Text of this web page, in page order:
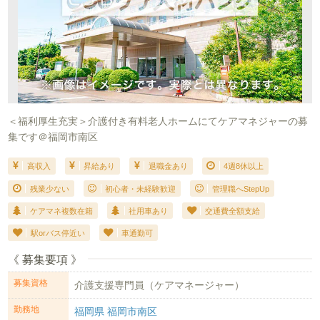
＜福利厚生充実＞介護付き有料老人ホームにてケアマネジャーの募
集です＠福岡市南区
高収入 昇給あり 退職金あり 4週8休以上
残業少ない 初心者・未経験歓迎 管理職へStepUp
ケアマネ複数在籍 社用車あり 交通費全額支給
駅orバス停近い 車通勤可
《 募集要項 》
募集資格 介護支援専門員（ケアマネージャー）
勤務地 福岡県 福岡市南区